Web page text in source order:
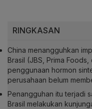
RINGKASAN
China menangguhkan
Brasil (JBS, Prima
penggunaan hormon
perusahaan belum
Penangguhan itu terjadi
Brasil melakukan